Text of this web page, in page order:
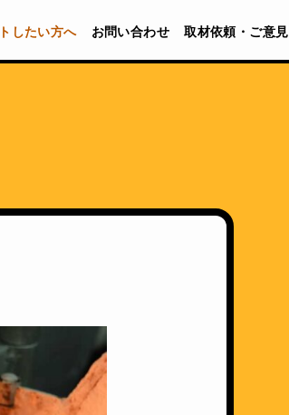
したい方へ お問い合わせ 取材依頼・ご意見